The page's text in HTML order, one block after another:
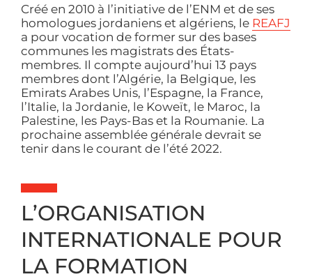
Créé en 2010 à l’initiative de l’ENM et de ses
homologues jordaniens et algériens, le REAFJ
a pour vocation de former sur des bases
communes les magistrats des États-
membres. Il compte aujourd’hui 13 pays
membres dont l’Algérie, la Belgique, les
Emirats Arabes Unis, l’Espagne, la France,
l’Italie, la Jordanie, le Koweït, le Maroc, la
Palestine, les Pays-Bas et la Roumanie. La
prochaine assemblée générale devrait se
tenir dans le courant de l’été 2022.
L’ORGANISATION
INTERNATIONALE POUR
LA FORMATION